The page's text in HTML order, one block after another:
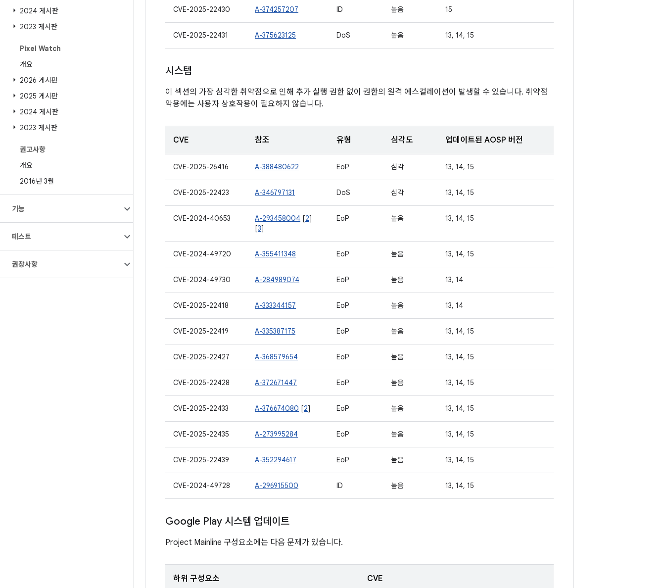
2024 게시판
2023 게시판
Pixel Watch
개요
2026 게시판
2025 게시판
2024 게시판
2023 게시판
권고사항
개요
2016년 3월
기능
테스트
권장사항
CVE-2025-22430 A-374257207 ID 높음 15
CVE-2025-22431 A-375623125 DoS 높음 13, 14, 15
시스템
이 섹션의 가장 심각한 취약점으로 인해 추가 실행 권한 없이 권한의 원격 에스컬레이션이 발생할 수 있습니다. 취약점
악용에는 사용자 상호작용이 필요하지 않습니다.
CVE 참조 유형 심각도 업데이트된 AOSP 버전
CVE-2025-26416 A-388480622 EoP 심각 13, 14, 15
CVE-2025-22423 A-346797131 DoS 심각 13, 14, 15
CVE-2024-40653 A-293458004 [2]
[3]
EoP 높음 13, 14, 15
CVE-2024-49720 A-355411348 EoP 높음 13, 14, 15
CVE-2024-49730 A-284989074 EoP 높음 13, 14
CVE-2025-22418 A-333344157 EoP 높음 13, 14
CVE-2025-22419 A-335387175 EoP 높음 13, 14, 15
CVE-2025-22427 A-368579654 EoP 높음 13, 14, 15
CVE-2025-22428 A-372671447 EoP 높음 13, 14, 15
CVE-2025-22433 A-376674080 [2] EoP 높음 13, 14, 15
CVE-2025-22435 A-273995284 EoP 높음 13, 14, 15
CVE-2025-22439 A-352294617 EoP 높음 13, 14, 15
CVE-2024-49728 A-296915500 ID 높음 13, 14, 15
Google Play 시스템 업데이트
Project Mainline 구성요소에는 다음 문제가 있습니다.
하위 구성요소 CVE